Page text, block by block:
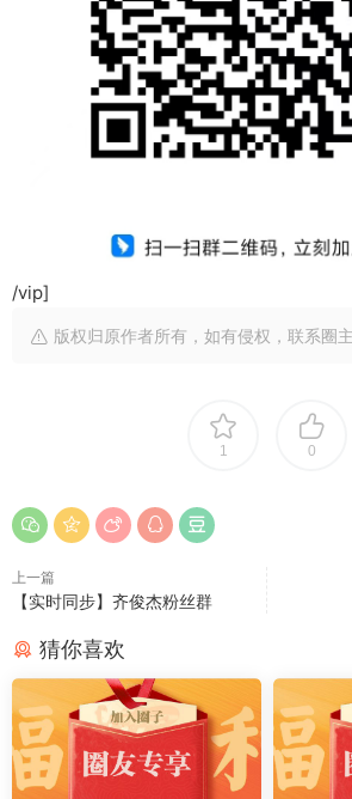
/vip]
版权归原作者所有，如有侵权，联系圈
1 0
上一篇
【实时同步】齐俊杰粉丝群
猜你喜欢